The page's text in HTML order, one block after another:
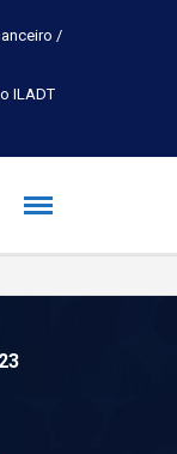
/
ILADT
DA PÓS-